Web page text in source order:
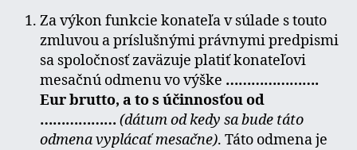
Za výkon funkcie konateľa v súlade s touto
zmluvou a príslušnými právnymi predpismi
sa spoločnosť zaväzuje platiť konateľovi
mesačnú odmenu vo výške ………………….
Eur brutto, a to s účinnosťou od
………………(dátum od kedy sa bude táto
odmena vyplácať mesačne). Táto odmena je